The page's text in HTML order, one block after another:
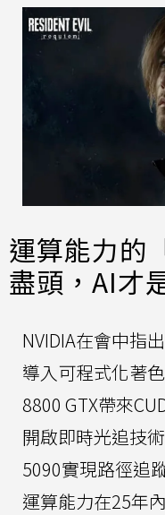
運算能力的
盡頭，AI才
NVIDIA在會中指
導入可程式化著
8800 GTX帶來
開啟即時光追技
5090實現路徑追
運算能力在25年